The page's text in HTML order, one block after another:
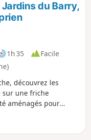
p
du Barry,
1h 35
Facile
découvrez les
sur une friche
aménagés pour
de la circulation
le quartier historique